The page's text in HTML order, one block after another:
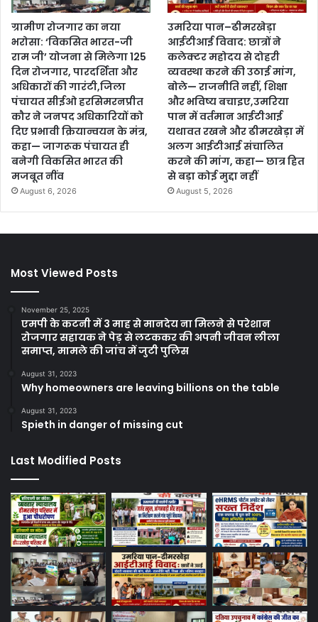
ग्रामीण रोजगार का नया
भरोसा: ‘विकसित भारत-जी
राम जी’ योजना से मिलेगा 125
दिन रोजगार, पारदर्शिता और
अधिकारों की गारंटी,जिला
पंचायत सीईओ हरसिमरनप्रीत
कौर ने जनपद अधिकारियों को
दिए प्रभावी क्रियान्वयन के मंत्र,
कहा— जागरूक पंचायत ही
बनेगी विकसित भारत की
मजबूत नींव
August 6, 2026
उमरिया पान–ढीमरखेड़ा
आईटीआई विवाद: छात्रों ने
कलेक्टर महोदय से दोहरी
व्यवस्था करने की उठाई मांग,
बोले— राजनीति नहीं, शिक्षा
और भविष्य बचाइए,उमरिया
पान में वर्तमान आईटीआई
यथावत रखने और ढीमरखेड़ा में
अलग आईटीआई संचालित
करने की मांग, कहा— छात्र हित
से बड़ा कोई मुद्दा नहीं
August 5, 2026
Most Viewed Posts
November 25, 2025
एमपी के कटनी में 3 माह से मानदेय ना मिलने से परेशान
रोजगार सहायक ने पेड़ से लटककर की अपनी जीवन लीला
समाप्त, मामले की जांच में जुटी पुलिस
August 31, 2023
Why homeowners are leaving billions on the table
August 31, 2023
Spieth in danger of missing cut
Last Modified Posts